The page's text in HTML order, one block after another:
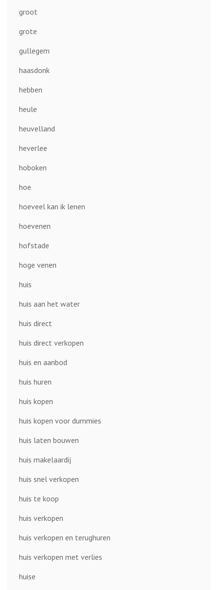
groot
grote
gullegem
haasdonk
hebben
heule
heuvelland
heverlee
hoboken
hoe
hoeveel kan ik lenen
hoevenen
hofstade
hoge venen
huis
huis aan het water
huis direct
huis direct verkopen
huis en aanbod
huis huren
huis kopen
huis kopen voor dummies
huis laten bouwen
huis makelaardij
huis snel verkopen
huis te koop
huis verkopen
huis verkopen en terughuren
huis verkopen met verlies
huise